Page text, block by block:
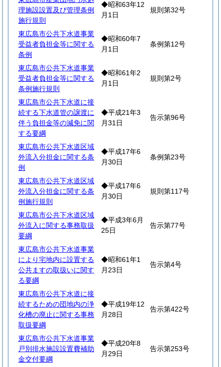
理施設設置及び管理条例
施行規則
◆昭和63年12
月1日
規則第32号
東広島市公共下水道事業
受益者負担金等に関する
条例
◆昭和60年7
月1日
条例第12号
東広島市公共下水道事業
受益者負担金等に関する
条例施行規則
◆昭和61年2
月1日
規則第2号
東広島市公共下水道に接
続する下水道管の譲渡に
伴う負担金等の減免に関
する要綱
◆平成21年3
月31日
告示第96号
東広島市公共下水道区域
外流入分担金に関する条
例
◆平成17年6
月30日
条例第23号
東広島市公共下水道区域
外流入分担金に関する条
例施行規則
◆平成17年6
月30日
規則第117号
東広島市公共下水道区域
外流入に関する事務取扱
要綱
◆平成3年6月
25日
告示第77号
東広島市公共下水道事業
により宅地内に設置する
公共ますの取扱いに関す
る要綱
◆昭和61年1
月23日
告示第4号
東広島市公共下水道に接
続するための団地内の浄
化槽の廃止に関する事務
取扱要綱
◆平成19年12
月28日
告示第422号
東広島市公共下水道事業
戸別排水施設設置費補助
金交付要綱
◆平成20年8
月29日
告示第253号